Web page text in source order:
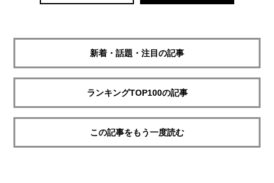
新着・話題・注目の記事
ランキングTOP100の記事
この記事をもう一度読む